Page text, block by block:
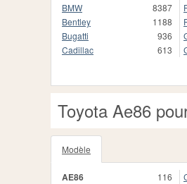
BMW
8387
Bentley
1188
Bugatti
936
Cadillac
613
Toyota Ae86
Modèle
AE86
116